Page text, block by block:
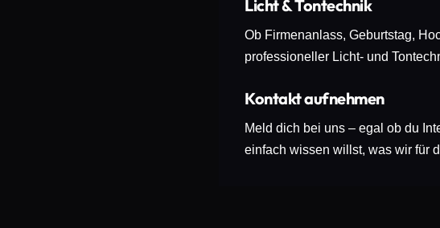
Licht & Tontechnik
Ob Firmenanlass, Geburtstag,
professioneller Licht- und
Kontakt aufnehmen
Meld dich bei uns – egal ob du
einfach wissen willst, was wir für